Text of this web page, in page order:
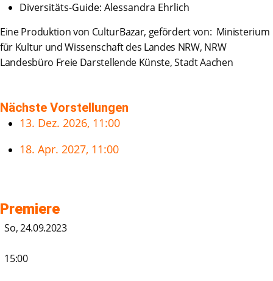
Diversitäts-Guide: Alessandra Ehrlich
Eine Produktion von CulturBazar, gefördert von: Ministerium
für Kultur und Wissenschaft des Landes NRW, NRW
Landesbüro Freie Darstellende Künste, Stadt Aachen
Nächste Vorstellungen
13. Dez. 2026, 11:00
18. Apr. 2027, 11:00
Premiere
So, 24.09.2023
15:00